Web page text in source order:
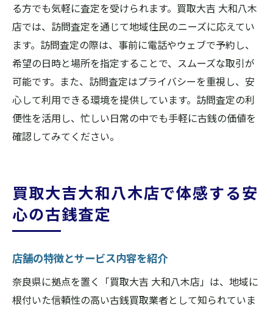
る方でも気軽に査定を受けられます。買取大吉 大和八木
店では、訪問査定を通じて地域住民のニーズに応えてい
ます。訪問査定の際は、事前に電話やウェブで予約し、
希望の日時と場所を指定することで、スムーズな取引が
可能です。また、訪問査定はプライバシーを重視し、安
心して利用できる環境を提供しています。訪問査定の利
便性を活用し、忙しい日常の中でも手軽に古銭の価値を
確認してみてください。
買取大吉大和八木店で体感する安
心の古銭査定
店舗の特徴とサービス内容を紹介
奈良県に拠点を置く「買取大吉 大和八木店」は、地域に
根付いた信頼性の高い古銭買取業者として知られていま